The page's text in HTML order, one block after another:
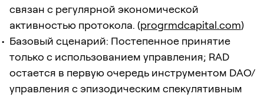
связан с регулярной экономической
активностью протокола. (progrmdcapital.com)
Базовый сценарий: Постепенное принятие
только с использованием управления; RAD
остается в первую очередь инструментом DAO/
управления с эпизодическим спекулятивным